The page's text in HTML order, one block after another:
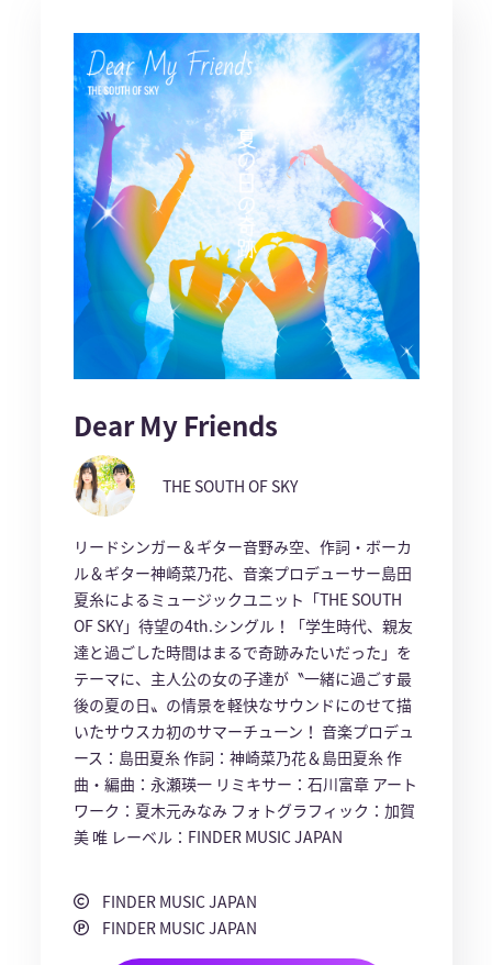
Dear My Friends
THE SOUTH OF SKY
リードシンガー＆ギター音野み空、作詞・ボーカ
ル＆ギター神崎菜乃花、音楽プロデューサー島田
夏糸によるミュージックユニット「THE SOUTH
OF SKY」待望の4th.シングル！「学生時代、親友
達と過ごした時間はまるで奇跡みたいだった」を
テーマに、主人公の女の子達が〝一緒に過ごす最
後の夏の日〟の情景を軽快なサウンドにのせて描
いたサウスカ初のサマーチューン！ 音楽プロデュ
ース：島田夏糸 作詞：神崎菜乃花＆島田夏糸 作
曲・編曲：永瀬瑛一 リミキサー：石川富章 アート
ワーク：夏木元みなみ フォトグラフィック：加賀
美 唯 レーベル：FINDER MUSIC JAPAN
FINDER MUSIC JAPAN
FINDER MUSIC JAPAN